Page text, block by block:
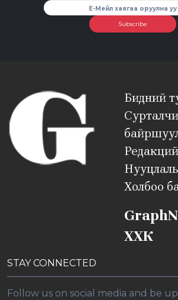
Subscribe
Бидний
Холбоо
ХХК
STAY CONNECTED
Follow us on social media and be